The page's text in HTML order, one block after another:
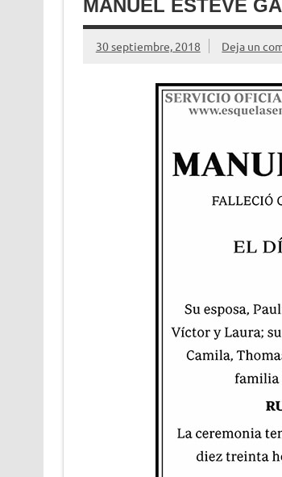
MANUEL ESTEVE
30 septiembre, 2018 Deja un